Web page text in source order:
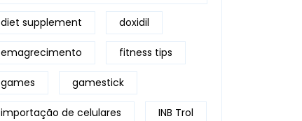
diet supplement doxidil
emagrecimento fitness tips
games gamestick
importação de celulares INB Trol